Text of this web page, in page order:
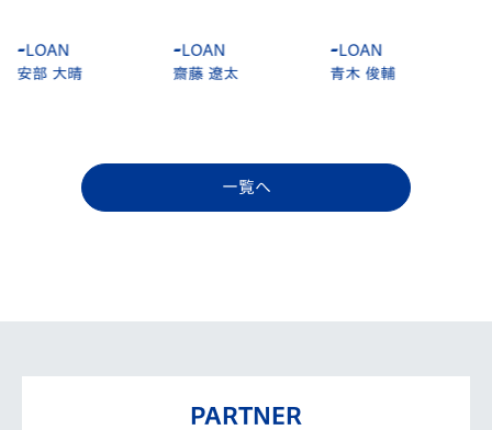
-LOAN
安部 大晴
-LOAN
齋藤 遼太
-LOAN
青木 俊輔
一覧へ
PARTNER